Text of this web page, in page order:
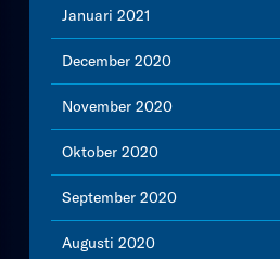
Januari 2021
December 2020
November 2020
Oktober 2020
September 2020
Augusti 2020